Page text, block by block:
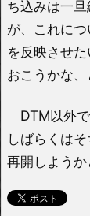
ち込みは一
が、これに
を反映させ
おこうかな、
DTM以外で
しばらくは
再開しよう